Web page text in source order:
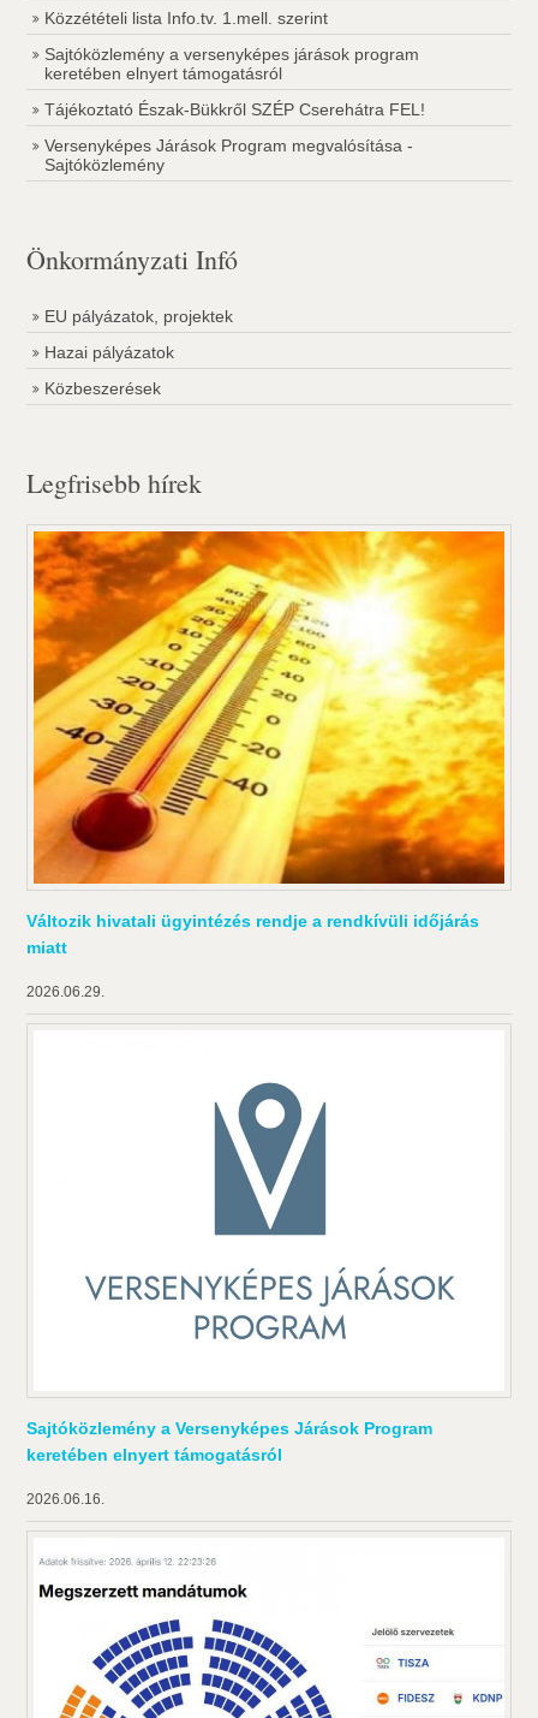
Közzétételi lista Info.tv. 1.mell. szerint
Sajtóközlemény a versenyképes járások program
keretében elnyert támogatásról
Tájékoztató Észak-Bükkről SZÉP Cserehátra FEL!
Versenyképes Járások Program megvalósítása -
Sajtóközlemény
Önkormányzati Infó
EU pályázatok, projektek
Hazai pályázatok
Közbeszerések
Legfrisebb hírek
Változik hivatali ügyintézés rendje a rendkívüli időjárás
miatt
2026.06.29.
Sajtóközlemény a Versenyképes Járások Program
keretében elnyert támogatásról
2026.06.16.